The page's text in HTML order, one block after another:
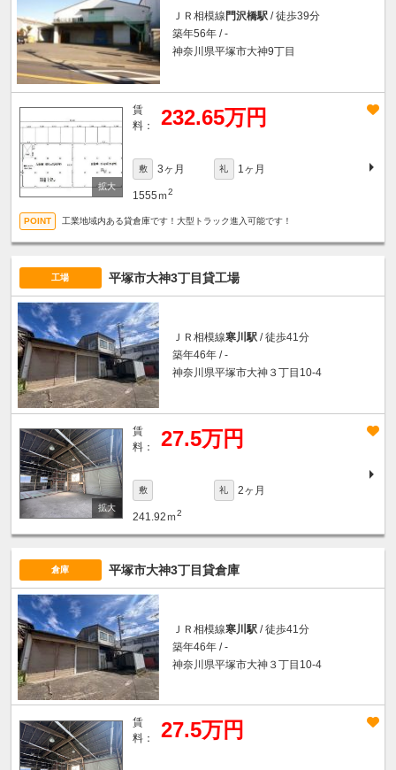
ＪＲ相模線 門沢橋駅 / 徒歩39分
築年56年 / -
神奈川県平塚市大神9丁目
賃
料：
232.65万円
敷 3ヶ月 礼 1ヶ月
1555ｍ2
工業地域内ある貸倉庫です！大型トラック進入可能です！
工場 平塚市大神3丁目貸工場
ＪＲ相模線寒川駅 / 徒歩41分
築年46年 / -
神奈川県平塚市大神３丁目10-4
賃
料：
27.5万円
敷 礼 2ヶ月
241.92ｍ2
倉庫 平塚市大神3丁目貸倉庫
ＪＲ相模線寒川駅 / 徒歩41分
築年46年 / -
神奈川県平塚市大神３丁目10-4
賃
料：
27.5万円